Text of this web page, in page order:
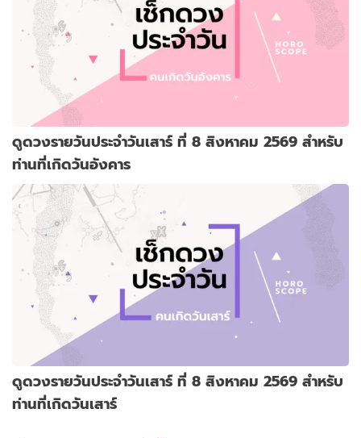
ดูดวงรายวันประจำวันเสาร์ ที่ 8 สิงหาคม 2569 สำหรับ
ท่านที่เกิดวันอังคาร
ดูดวงรายวันประจำวันเสาร์ ที่ 8 สิงหาคม 2569 สำหรับ
ท่านที่เกิดวันเสาร์